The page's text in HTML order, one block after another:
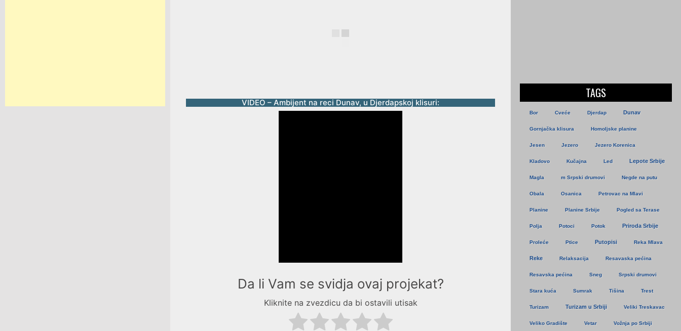
VIDEO – Ambijent na reci Dunav, u Djerdapskoj klisuri:
Da li Vam se svidja ovaj projekat?
Kliknite na zvezdicu da bi ostavili utisak
TAGS
Bor Cveće Djerdap Dunav
Gornjačka klisura Homoljske planine
Jesen Jezero Jezero Korenica
Kladovo Kučajna Led Lepote Srbije
Magla m Srpski drumovi Negde na putu
Obala Osanica Petrovac na Mlavi
Planine Planine Srbije Pogled sa Terase
Polja Potoci Potok Priroda Srbije
Proleće Ptice Putopisi Reka Mlava
Reke Relaksacija Resavaska pećina
Resavska pećina Sneg Srpski drumovi
Stara kuća Sumrak Tišina Trest
Turizam Turizam u Srbiji Veliki Treskavac
Veliko Gradište Vetar Vožnja po Srbiji